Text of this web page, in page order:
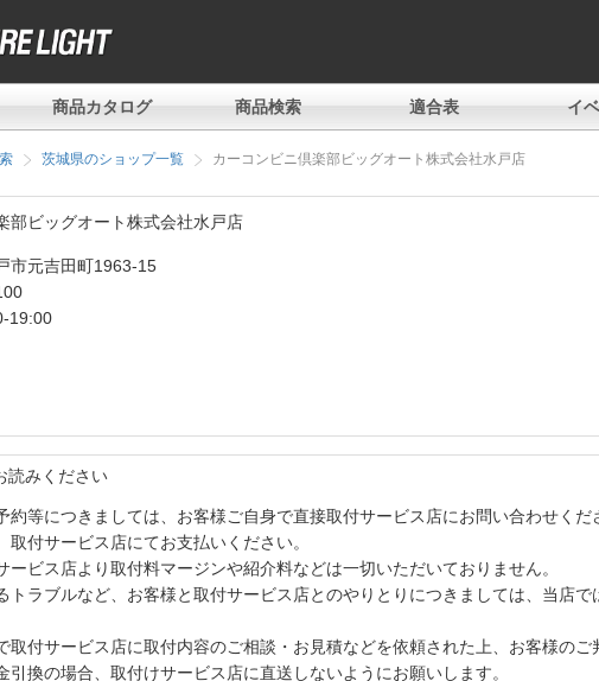
商品カタログ 商品検索 適合表 イ
茨城県のショップ一覧 カーコンビニ倶楽部ビッグオート株式会社水戸店
部ビッグオート株式会社水戸店
元吉田町1963-15
19:00
読みください
約等につきましては、お客様ご自身で直接取付サービス店にお問い合わせくだ
取付サービス店にてお支払いください。
ービス店より取付料マージンや紹介料などは一切いただいておりません。
トラブルなど、お客様と取付サービス店とのやりとりにつきましては、当店
取付サービス店に取付内容のご相談・お見積などを依頼された上、お客様のご
引換の場合、取付けサービス店に直送しないようにお願いします。